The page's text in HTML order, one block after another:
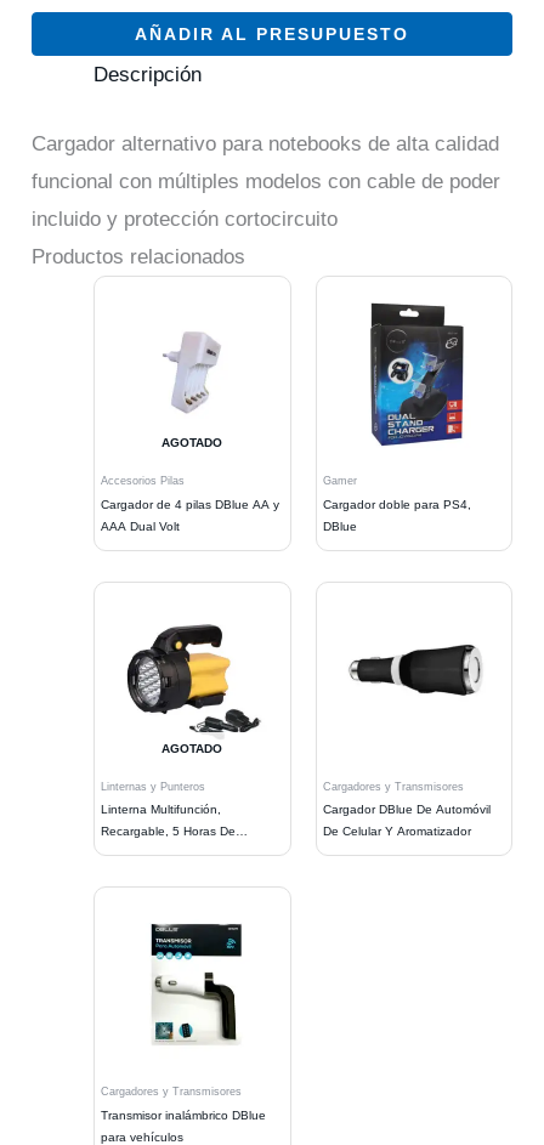
AÑADIR AL PRESUPUESTO
Descripción
Cargador alternativo para notebooks de alta calidad
funcional con múltiples modelos con cable de poder
incluido y protección cortocircuito
Productos relacionados
AGOTADO
Accesorios Pilas
Cargador de 4 pilas DBlue AA y
AAA Dual Volt
Gamer
Cargador doble para PS4,
DBlue
AGOTADO
Linternas y Punteros
Linterna Multifunción,
Recargable, 5 Horas De
Autonomía
Cargadores y Transmisores
Cargador DBlue De Automóvil
De Celular Y Aromatizador
Cargadores y Transmisores
Transmisor inalámbrico DBlue
para vehículos